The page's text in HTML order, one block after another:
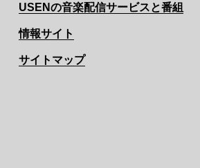
USENの音楽配信サービスと番組
情報サイト
サイトマップ